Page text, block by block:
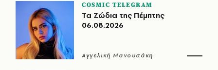
COSMIC TELEGRAM
Τα Ζώδια της Πέμπτης
06.08.2026
Αγγελική Μανουσάκη